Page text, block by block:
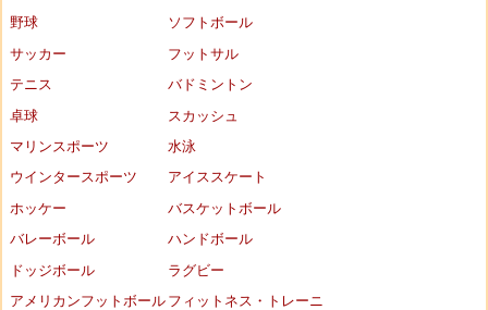
野球
ソフトボール
サッカー
フットサル
テニス
バドミントン
卓球
スカッシュ
マリンスポーツ
水泳
ウインタースポーツ
アイススケート
ホッケー
バスケットボール
バレーボール
ハンドボール
ドッジボール
ラグビー
アメリカンフットボール フィットネス・トレーニ